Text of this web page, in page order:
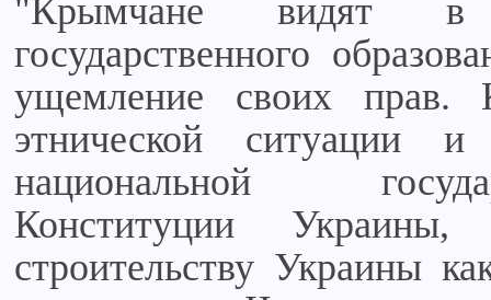
"Крымчане видят в
государственного
ущемление своих прав.
этнической ситуации и
национальной
Конституции
строительству Украины